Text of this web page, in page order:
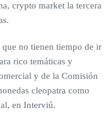
crypto market la tercera
que no tienen tiempo de ir
rico temáticas y
y de la Comisión
cleopatra como
en Interviú.